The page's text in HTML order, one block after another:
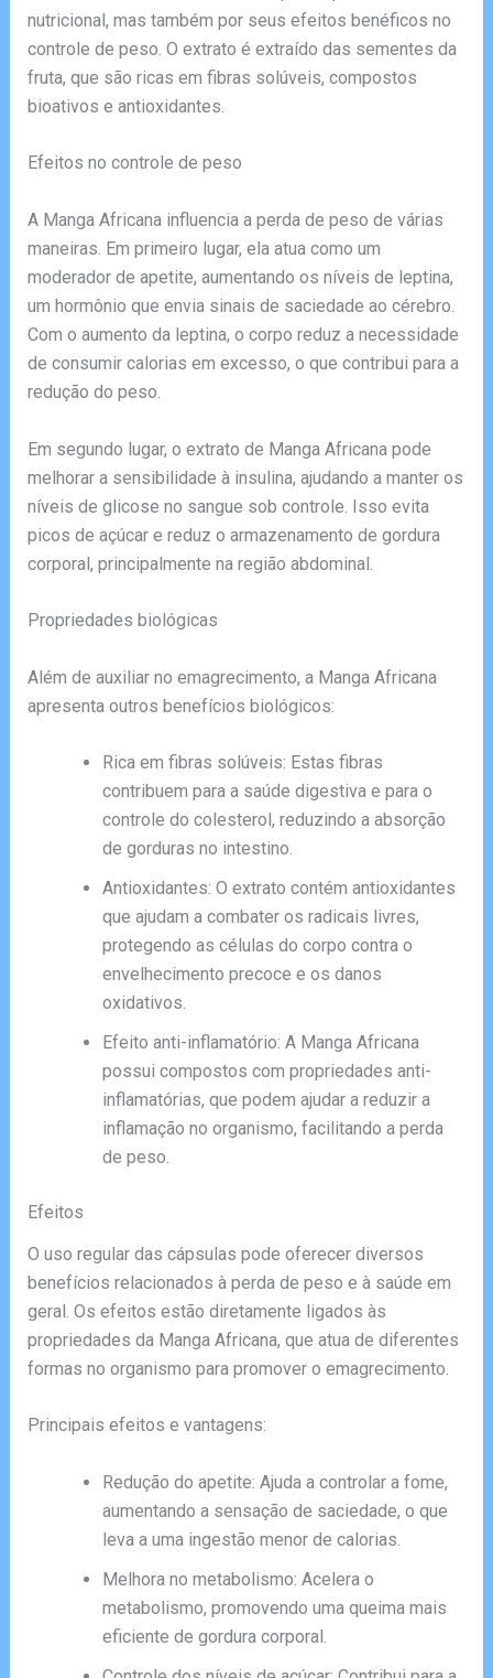
nutricional, mas também por seus efeitos benéficos no
controle de peso. O extrato é extraído das sementes da
fruta, que são ricas em fibras solúveis, compostos
bioativos e antioxidantes.
Efeitos no controle de peso
A Manga Africana influencia a perda de peso de várias
maneiras. Em primeiro lugar, ela atua como um
moderador de apetite, aumentando os níveis de leptina,
um hormônio que envia sinais de saciedade ao cérebro.
Com o aumento da leptina, o corpo reduz a necessidade
de consumir calorias em excesso, o que contribui para a
redução do peso.
Em segundo lugar, o extrato de Manga Africana pode
melhorar a sensibilidade à insulina, ajudando a manter os
níveis de glicose no sangue sob controle. Isso evita
picos de açúcar e reduz o armazenamento de gordura
corporal, principalmente na região abdominal.
Propriedades biológicas
Além de auxiliar no emagrecimento, a Manga Africana
apresenta outros benefícios biológicos:
Rica em fibras solúveis: Estas fibras
contribuem para a saúde digestiva e para o
controle do colesterol, reduzindo a absorção
de gorduras no intestino.
Antioxidantes: O extrato contém antioxidantes
que ajudam a combater os radicais livres,
protegendo as células do corpo contra o
envelhecimento precoce e os danos
oxidativos.
Efeito anti-inflamatório: A Manga Africana
possui compostos com propriedades anti-
inflamatórias, que podem ajudar a reduzir a
inflamação no organismo, facilitando a perda
de peso.
Efeitos
O uso regular das cápsulas pode oferecer diversos
benefícios relacionados à perda de peso e à saúde em
geral. Os efeitos estão diretamente ligados às
propriedades da Manga Africana, que atua de diferentes
formas no organismo para promover o emagrecimento.
Principais efeitos e vantagens:
Redução do apetite: Ajuda a controlar a fome,
aumentando a sensação de saciedade, o que
leva a uma ingestão menor de calorias.
Melhora no metabolismo: Acelera o
metabolismo, promovendo uma queima mais
eficiente de gordura corporal.